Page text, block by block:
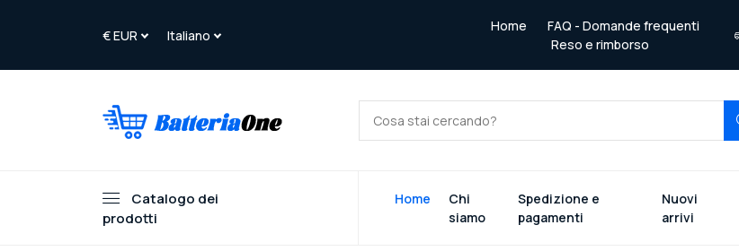
Home
FAQ - Domande frequenti
Reso e rimborso
Catalogo dei
prodotti
Home
Chi
siamo
Spedizione e
pagamenti
Nuovi
arrivi